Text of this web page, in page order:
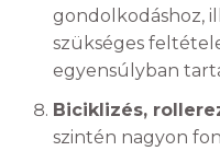
gondolkodáshoz,
szükséges
egyensúlyban
Biciklizés,
szintén nagyon